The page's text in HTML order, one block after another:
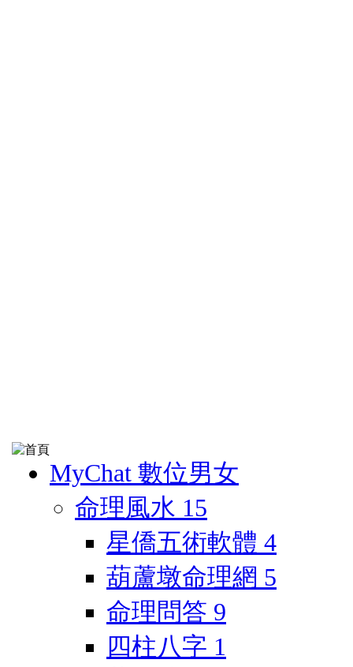
MyChat 數位男女
命理風水 15
星僑五術軟體 4
葫蘆墩命理網 5
命理問答 9
四柱八字 1